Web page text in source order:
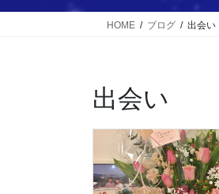
HOME ブログ 出会い
出会い